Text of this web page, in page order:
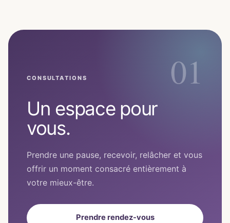
01
CONSULTATIONS
Un espace pour
vous.
Prendre une pause, recevoir, relâcher et vous
offrir un moment consacré entièrement à
votre mieux-être.
Prendre rendez-vous